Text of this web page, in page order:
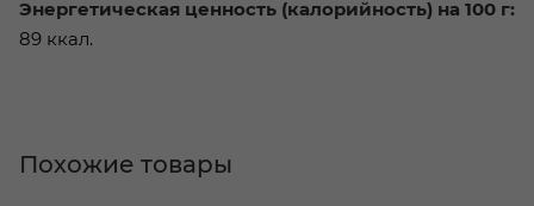
Энергетическая ценность (калорийность) на 100 г:
89 ккал.
Похожие товары